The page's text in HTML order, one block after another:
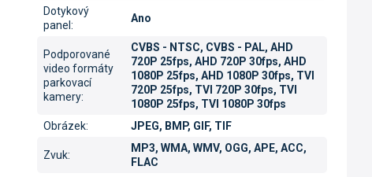
Dotykový
panel:
Ano
Podporované
video formáty
parkovací
kamery:
CVBS - NTSC, CVBS - PAL, AHD
720P 25fps, AHD 720P 30fps, AHD
1080P 25fps, AHD 1080P 30fps, TVI
720P 25fps, TVI 720P 30fps, TVI
1080P 25fps, TVI 1080P 30fps
Obrázek: JPEG, BMP, GIF, TIF
Zvuk:
MP3, WMA, WMV, OGG, APE, ACC,
FLAC